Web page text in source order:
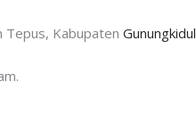
Tepus, KabupatenGunungkidul